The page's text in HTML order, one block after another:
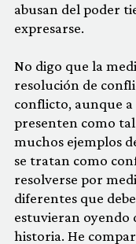
abusan del poder
expresarse.
No digo que la
resolución de
conflicto, aunque
presenten como
muchos ejemplos
se tratan como
resolverse por
diferentes que
estuvieran oyendo
historia. He